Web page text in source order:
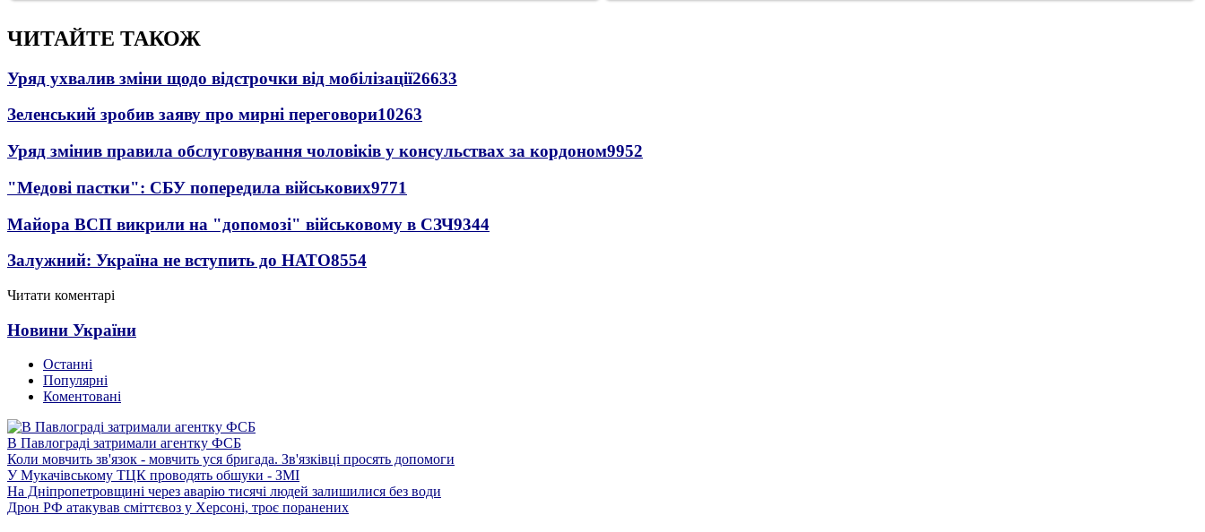
ЧИТАЙТЕ ТАКОЖ
Уряд ухвалив зміни щодо відстрочки від мобілізації26633
Зеленський зробив заяву про мирні переговори10263
Уряд змінив правила обслуговування чоловіків у консульствах за кордоном9952
"Медові пастки": СБУ попередила військових9771
Майора ВСП викрили на "допомозі" військовому в СЗЧ9344
Залужний: Україна не вступить до НАТО8554
Читати коментарі
Новини України
Останні
Популярні
Коментовані
В Павлограді затримали агентку ФСБ
Коли мовчить зв'язок - мовчить уся бригада. Зв'язківці просять допомоги
У Мукачівському ТЦК проводять обшуки - ЗМІ
На Дніпропетровщині через аварію тисячі людей залишилися без води
Дрон РФ атакував сміттєвоз у Херсоні, троє поранених